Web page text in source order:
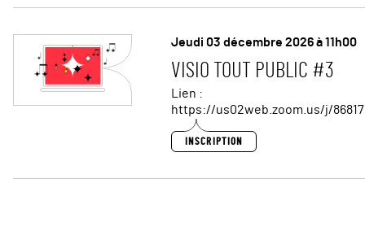
Jeudi 03 décembre 2026 à 11h00
VISIO TOUT PUBLIC #3
Lien :
https://us02web.zoom.us/j/
INSCRIPTION